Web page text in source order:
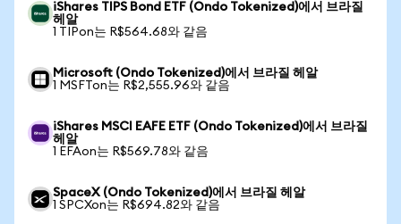
iShares TIPS Bond ETF (Ondo Tokenized)에서 브라질
헤알
1 TIPon는 R$564.68와 같음
Microsoft (Ondo Tokenized)에서 브라질 헤알
1 MSFTon는 R$2,555.96와 같음
iShares MSCI EAFE ETF (Ondo Tokenized)에서 브라질
헤알
1 EFAon는 R$569.78와 같음
SpaceX (Ondo Tokenized)에서 브라질 헤알
1 SPCXon는 R$694.82와 같음